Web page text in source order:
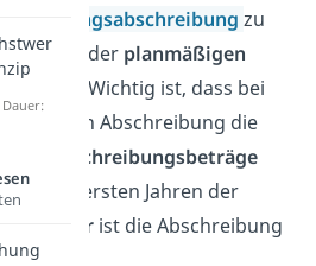
Leistungsabschreibungzu
der planmäßigen
. Wichtig ist, dass bei
Abschreibung die
Abschreibungsbeträge
In den ersten Jahren der
ist die Abschreibung